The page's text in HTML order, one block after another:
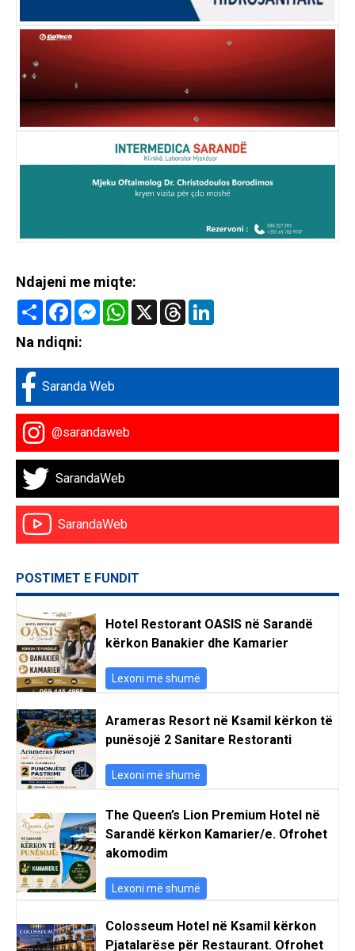
Ndajeni me miqte:
Share FacebookMessenger
WhatsApp
X Threads
Na ndiqni:
Saranda Web
@sarandaweb
SarandaWeb
SarandaWeb
POSTIMET E FUNDIT
Hotel Restorant OASIS në Sarandë
kërkon Banakier dhe Kamarier
Lexoni më shumë
Arameras Resort në Ksamil kërkon të
punësojë 2 Sanitare Restoranti
Lexoni më shumë
The Queen’s Lion Premium Hotel në
Sarandë kërkon Kamarier/e. Ofrohet
akomodim
Lexoni më shumë
Colosseum Hotel në Ksamil kërkon
Pjatalarëse për Restaurant. Ofrohet